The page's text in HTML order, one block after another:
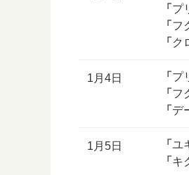
「 プ
「 フ
「 ク
1月4日 「 プ
「 フ
「 デ
1月5日 「 ユ
「 キ